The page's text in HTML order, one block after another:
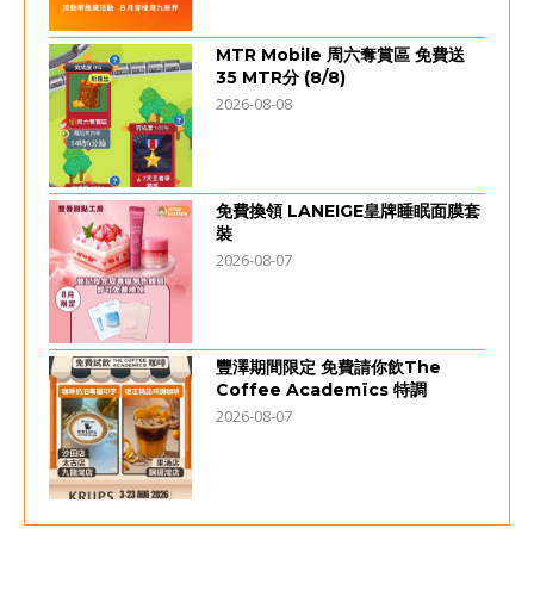
MTR Mobile 周六奪賞區 免費送
35 MTR分 (8/8)
2026-08-08
免費換領 LANEIGE皇牌睡眠面膜套
裝
2026-08-07
豐澤期間限定 免費請你飲The
Coffee Academïcs 特調
2026-08-07